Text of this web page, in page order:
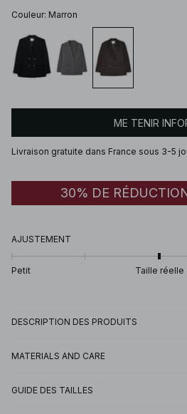
Couleur: Marron
ME TENIR
Livraison gratuite dans France sous 3-5
30% DE
AJUSTEMENT
Petit Taille réelle
DESCRIPTION DES PRODUITS
MATERIALS AND CARE
GUIDE DES TAILLES